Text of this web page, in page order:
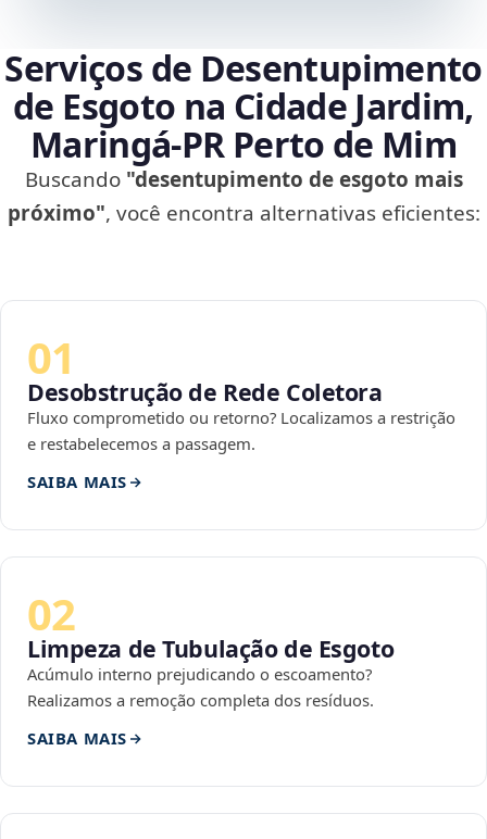
Serviços de Desentupimento
de Esgoto na Cidade Jardim,
Maringá‑PR Perto de Mim
Buscando "desentupimento de esgoto mais
próximo", você encontra alternativas eficientes:
01
Desobstrução de Rede Coletora
Fluxo comprometido ou retorno? Localizamos a restrição
e restabelecemos a passagem.
SAIBA MAIS
02
Limpeza de Tubulação de Esgoto
Acúmulo interno prejudicando o escoamento?
Realizamos a remoção completa dos resíduos.
SAIBA MAIS